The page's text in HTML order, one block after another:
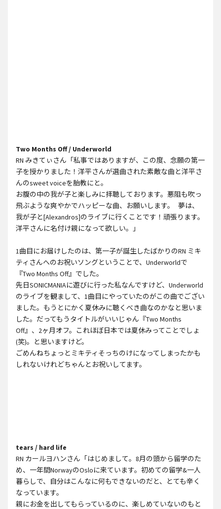
Two Months Off / Underworld
RN みきてぃさん「私事ではありますが、この度、念願の第一
子を授かりました！洋平さんが選曲された素敵な曲と洋平さ
んのsweet voiceを胎教にと。
お腹の中の我が子と楽しみに拝聴しております。悪阻も吹っ
飛ぶような爽やかでハッピーな曲、お願いします。 夢は、
我が子と[Alexandros]のライブに行くことです！頑張ります。
洋平さんに名付け親になって欲しい。」
1曲目にお届けしたのは、第一子が誕生したばかりのRN ミキ
ティさんへのお祝いソングということで、Underworldで
『Two Months Off』でした。
先日SONICMANIAに遊びに行った私なんですけど、Underworld
のライブを観まして、1曲目にやっていたのがこの曲でござい
ました。もうとにかく夏休みに聴くべき曲なのかなと思いま
した。だってもうタイトルがいいじゃん『Two Months
Off』、2ヶ月オフ。これほぼ日本では夏休みってことでしょ
(笑)。と思いますけど。
ごめんねちょっとミキティそっちのけになってしまったかも
しれないけれどちゃんとお祝いしてます。
tears / hard life
RN カールヨハンさん「はじめまして。8月の頭から留学のた
め、一年間NorwayのOsloに来ています。初めての留学&一人
暮らしで、自分はこんなに何もできないのだと、とても辛く
なっています。
親にお金を出してもらっているのに、楽しめていないのもと